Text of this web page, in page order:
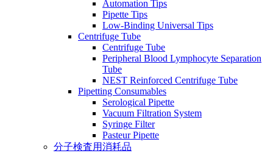
Automation Tips
Pipette Tips
Low-Binding Universal Tips
Centrifuge Tube
Centrifuge Tube
Peripheral Blood Lymphocyte Separation
Tube
NEST Reinforced Centrifuge Tube
Pipetting Consumables
Serological Pipette
Vacuum Filtration System
Syringe Filter
Pasteur Pipette
分子検査用消耗品